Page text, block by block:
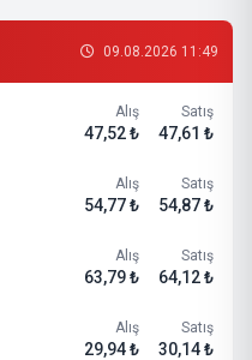
09.08.2026 11:49
Alış
47,52 ₺
Satış
47,61 ₺
Alış
54,77 ₺
Satış
54,87 ₺
Alış
63,79 ₺
Satış
64,12 ₺
Alış
29,94 ₺
Satış
30,14 ₺